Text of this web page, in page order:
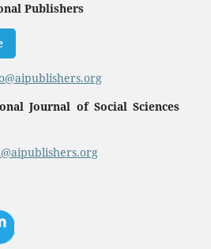
Publishers
Journal of Social Sciences